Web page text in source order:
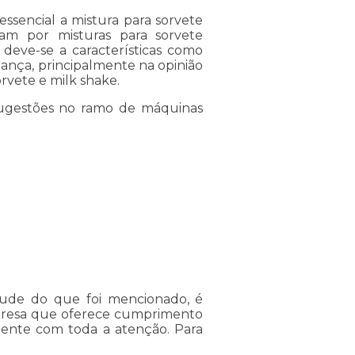
a mistura para sorvete
por misturas para sorvete
se a características como
principalmente na opinião
e milk shake.
no ramo de máquinas
do que foi mencionado, é
que oferece cumprimento
com toda a atenção. Para